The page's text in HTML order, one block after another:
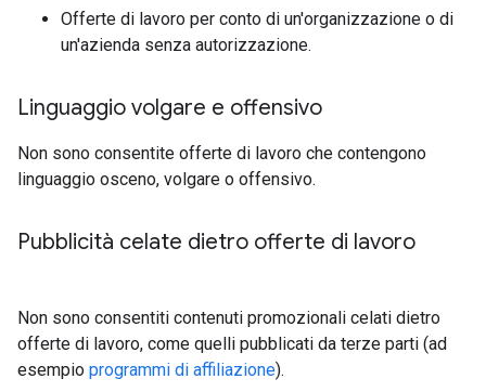
Offerte di lavoro per conto di un'organizzazione o di
un'azienda senza autorizzazione.
Linguaggio volgare e offensivo
Non sono consentite offerte di lavoro che contengono
linguaggio osceno, volgare o offensivo.
Pubblicità celate dietro offerte di lavoro
Non sono consentiti contenuti promozionali celati dietro
offerte di lavoro, come quelli pubblicati da terze parti (ad
esempio programmi di affiliazione).